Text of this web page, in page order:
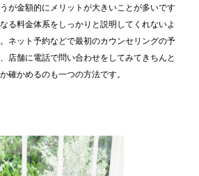
が金額的にメリットが大きいことが多いです
る料金体系をしっかりと説明してくれないよ
ネット予約などで最初のカウンセリングの予
店舗に電話で問い合わせをしてみてきちんと
確かめるのも一つの方法です。